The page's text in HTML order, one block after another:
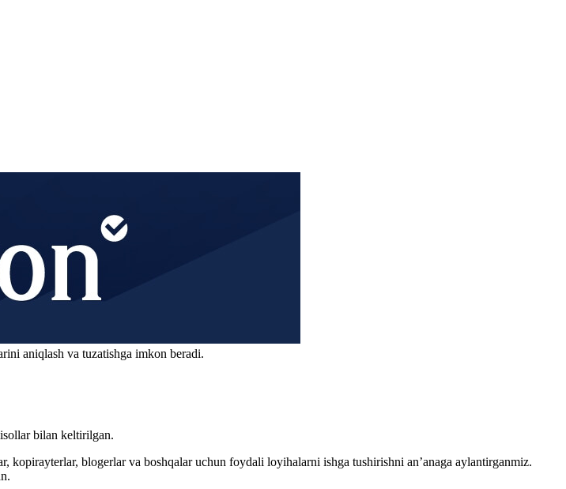
aniqlash va tuzatishga imkon beradi.
bilan keltirilgan.
blogerlar va boshqalar uchun foydali loyihalarni ishga tushirishni an’anaga aylantirganmiz.